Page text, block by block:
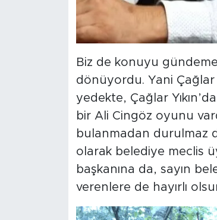
Biz de konuyu
dönüyordu. Yani Çağlar
yedekte, Çağlar
bir Ali Cingöz oyunu
bulanmadan durulmaz
olarak belediye meclis
başkanına da, sayın
verenlere de hayırlı